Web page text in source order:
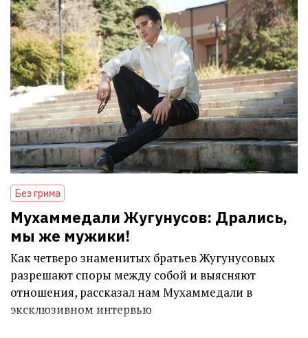
Без грима
Мухаммедали Жугунусов: Дрались,
мы же мужики!
Как четверо знаменитых братьев Жугунусовых
разрешают споры между собой и выясняют
отношения, рассказал нам Мухаммедали в
эксклюзивном интервью